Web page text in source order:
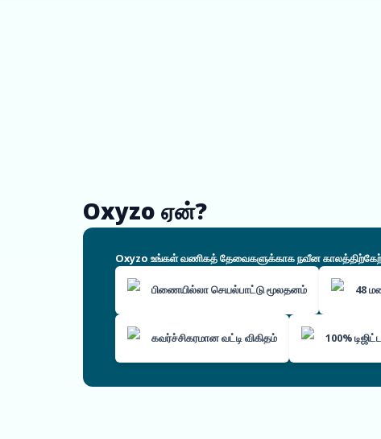
Oxyzo ஏன்?
Oxyzo உங்கள் வணிகத் தேவைகளுக்காக நவீன காலத்திற்கேற்ற
பிணையில்லா செயல்பாட்டு மூலதனம் 48
கவர்ச்சிகரமான வட்டி விகிதம் 100%